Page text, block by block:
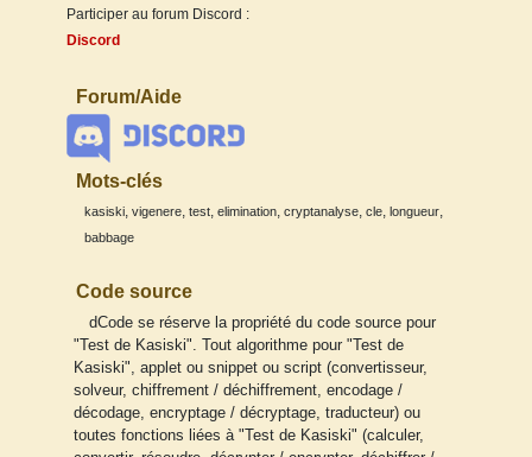
Participer au forum Discord :
Discord
Forum/Aide
Mots-clés
kasiski vigenere test elimination cryptanalyse cle longueur
babbage
Code source
dCode se réserve la propriété du code source pour
"Test de Kasiski". Tout algorithme pour "Test de
Kasiski", applet ou snippet ou script (convertisseur,
solveur, chiffrement / déchiffrement, encodage /
décodage, encryptage / décryptage, traducteur) ou
toutes fonctions liées à "Test de Kasiski" (calculer,